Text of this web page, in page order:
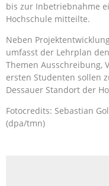
bis zur Inbetriebnahme
Hochschule mitteilte.
Neben
umfasst der Lehrplan
Themen Ausschreibung,
ersten Studenten sollen
Dessauer Standort der
Fotocredits: Sebastian
(dpa/tmn)